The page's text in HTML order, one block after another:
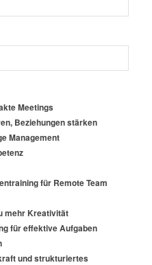
Meetings
Beziehungen stärken
Management
für Remote Team
mehr Kreativität
für effektive Aufgaben
und strukturiertes